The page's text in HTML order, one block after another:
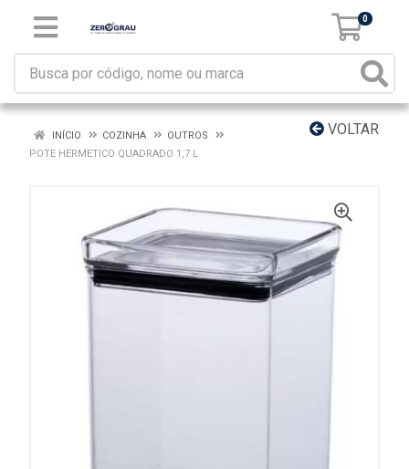
0
VOLTAR
INÍCIO COZINHA
OUTROS
POTE HERMETICO QUADRADO 1,7 L